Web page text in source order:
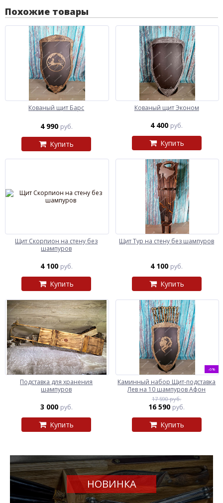
Похожие товары
Кованый щит Барс
4 990 руб.
Купить
Кованый щит Эконом
4 400 руб.
Купить
Щит Скорпион на стену без
шампуров
4 100 руб.
Купить
Щит Тур на стену без шампуров
4 100 руб.
Купить
Подставка для хранения
шампуров
3 000 руб.
Купить
-6%
Каминный набор Щит-подставка
Лев на 10 шампуров Афон
17 590 руб.
16 590 руб.
Купить
НОВИНКА